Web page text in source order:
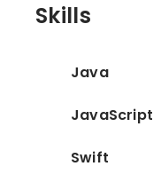
Skills
Java
JavaScript
Swift